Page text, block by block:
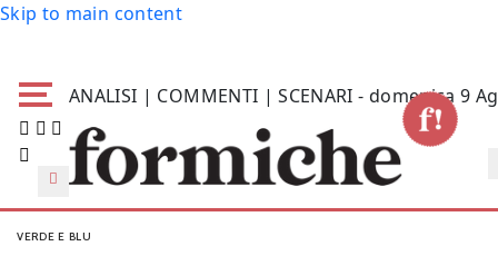
Skip to main content
ANALISI | COMMENTI | SCENARI - domenica 9
VERDE E BLU